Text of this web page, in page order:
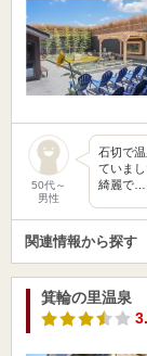
50代～
男性
石切で
ていま
綺麗で…
関連情報から探す
箕輪の里温泉